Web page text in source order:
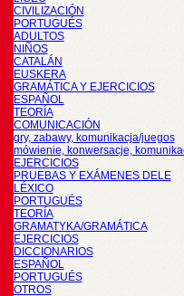
CIVILIZACIÓN
PORTUGUÉS
ADULTOS
NIÑOS
CATALÁN
EUSKERA
GRAMÁTICA Y EJERCICIOS
ESPAÑOL
TEORÍA
COMUNICACIÓN
gry, zabawy, komunikacja/juegos
mówienie, konwersacje,
EJERCICIOS
PRUEBAS Y EXÁMENES DELE
LÉXICO
PORTUGUÉS
TEORÍA
GRAMATYKA/GRAMÁTICA
EJERCICIOS
DICCIONARIOS
ESPAÑOL
PORTUGUÉS
OTROS